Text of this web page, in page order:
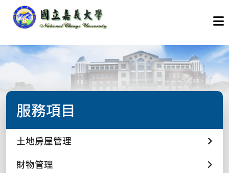
服務項目
土地房屋管理
財物管理